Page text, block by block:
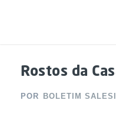
Rostos da
POR BOLETIM